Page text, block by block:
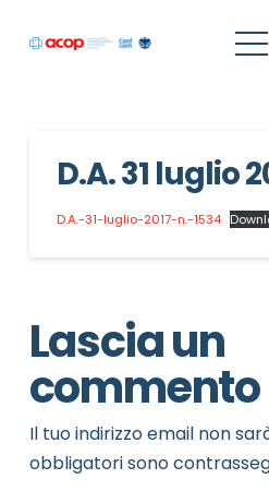
D.A. 31 luglio
D.A.-31-luglio-2017-n.-1534
Lascia un
commento
Il tuo indirizzo email non
obbligatori sono